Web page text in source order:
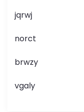
jqrwj
norct
brwzy
vgaly